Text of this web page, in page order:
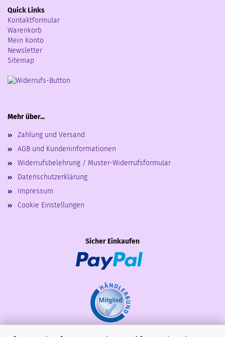
Quick Links
Kontaktformular
Warenkorb
Mein Konto
Newsletter
Sitemap
Mehr über...
Zahlung und Versand
AGB und Kundeninformationen
Widerrufsbelehrung / Muster-Widerrufsformular
Datenschutzerklärung
Impressum
Cookie Einstellungen
Sicher Einkaufen